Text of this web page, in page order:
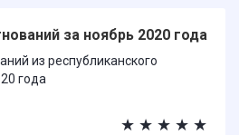
за ноябрь 2020 года
из республиканского
года
★ ★ ★ ★ ★